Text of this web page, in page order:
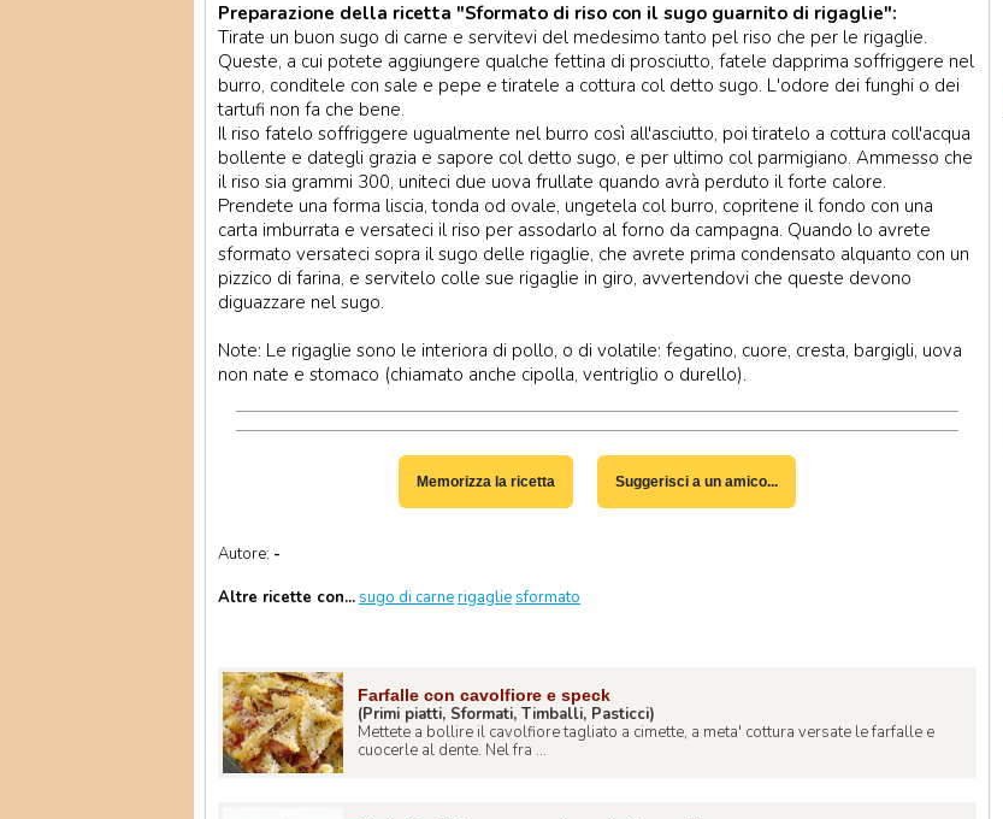
Preparazione della ricetta "Sformato di riso con il sugo guarnito di rigaglie":
Tirate un buon sugo di carne e servitevi del medesimo tanto pel riso che per le rigaglie.
Queste, a cui potete aggiungere qualche fettina di prosciutto, fatele dapprima soffriggere nel
burro, conditele con sale e pepe e tiratele a cottura col detto sugo. L'odore dei funghi o dei
tartufi non fa che bene.
Il riso fatelo soffriggere ugualmente nel burro così all'asciutto, poi tiratelo a cottura coll'acqua
bollente e dategli grazia e sapore col detto sugo, e per ultimo col parmigiano. Ammesso che
il riso sia grammi 300, uniteci due uova frullate quando avrà perduto il forte calore.
Prendete una forma liscia, tonda od ovale, ungetela col burro, copritene il fondo con una
carta imburrata e versateci il riso per assodarlo al forno da campagna. Quando lo avrete
sformato versateci sopra il sugo delle rigaglie, che avrete prima condensato alquanto con un
pizzico di farina, e servitelo colle sue rigaglie in giro, avvertendovi che queste devono
diguazzare nel sugo.
Note: Le rigaglie sono le interiora di pollo, o di volatile: fegatino, cuore, cresta, bargigli, uova
non nate e stomaco (chiamato anche cipolla, ventriglio o durello).
Memorizza la ricetta Suggerisci a un amico...
Autore: -
Altre ricette con... sugo di carnerigaglie sformato
Farfalle con cavolfiore e speck
(Primi piatti, Sformati, Timballi, Pasticci)
Mettete a bollire il cavolfiore tagliato a cimette, a meta' cottura versate le farfalle e
cuocerle al dente. Nel fra ...